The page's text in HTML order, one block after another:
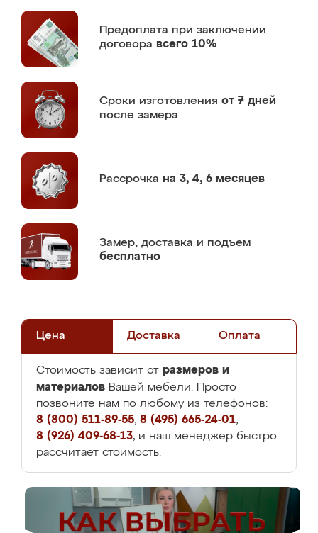
Предоплата при заключении
договора всего 10%
Сроки изготовления от 7 дней
после замера
Рассрочка на 3, 4, 6 месяцев
Замер, доставка и подъем
бесплатно
Цена Доставка Оплата
Стоимость зависит от размеров и
материалов Вашей мебели. Просто
позвоните нам по любому из телефонов:
8 (800) 511-89-55, 8 (495) 665-24-01,
8 (926) 409-68-13, и наш менеджер быстро
рассчитает стоимость.